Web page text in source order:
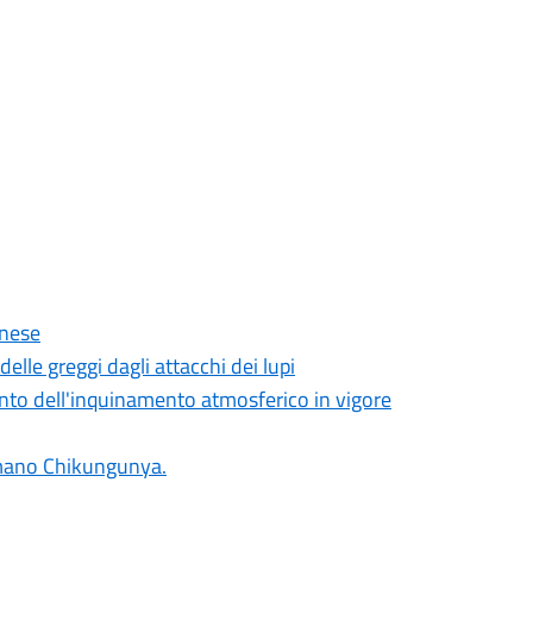
greggi dagli attacchi dei lupi
dell'inquinamento atmosferico in vigore
Chikungunya.